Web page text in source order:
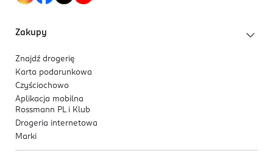
Zakupy
Znajdź drogerię
Karta podarunkowa
Czyściochowo
Aplikacja mobilna
Rossmann PL i Klub
Drogeria internetowa
Marki